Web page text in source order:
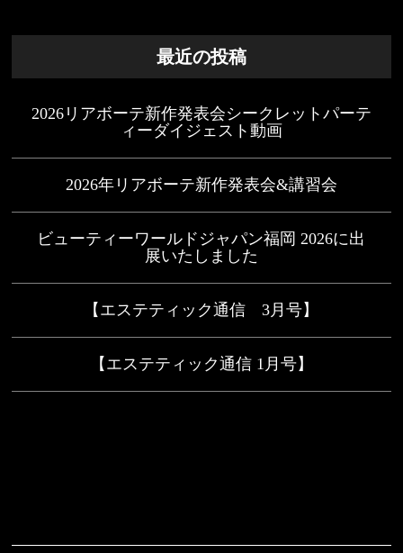
最近の投稿
2026リアボーテ新作発表会シークレットパーテ
ィーダイジェスト動画
2026年リアボーテ新作発表会&講習会
ビューティーワールドジャパン福岡 2026に出
展いたしました
【エステティック通信 3月号】
【エステティック通信 1月号】